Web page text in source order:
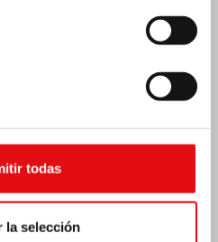
todas
la selección